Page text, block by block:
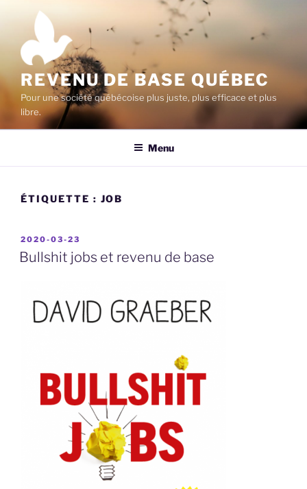
contenu
principal
REVENU DE BASE QUÉBEC
Pour une société québécoise plus juste, plus efficace et plus
libre.
Menu
ÉTIQUETTE : JOB
PUBLIÉ
LE
2020-03-23
Bullshit jobs et revenu de base